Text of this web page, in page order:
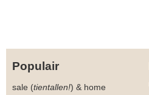
Populair
sale (tientallen!) & home